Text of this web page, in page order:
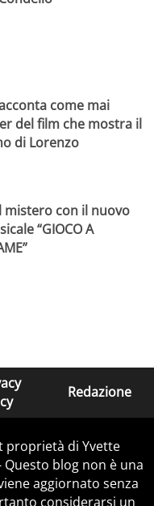
come mai
del film che mostra il
di Lorenzo
mistero con il nuovo
“GIOCO A
Redazione
proprietà di Yvette
Questo blog non è una
aggiornato senza
considerarsi un